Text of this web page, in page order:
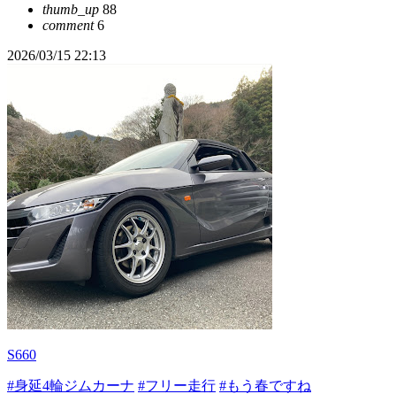
thumb_up 88
comment6
2026/03/15 22:13
S660
#身延4輪ジムカーナ #フリー走行 #もう春ですね